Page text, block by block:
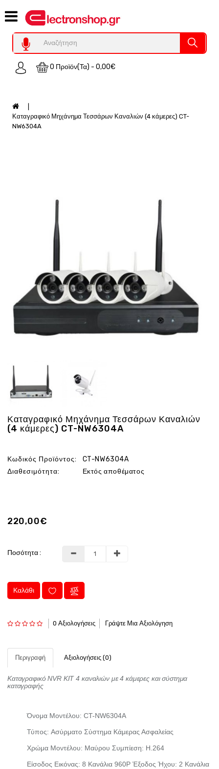
0 Προϊόν(τα) - 0,00€
Category
Υπολογιστες
REFURBISHED
Χειριστήρια
Auto
Φωτοβολταικά-
Εικόνα
Ηχος
Hobby
Επιγραφες
LED
Προσφορες
Καταγραφικό Μηχάνημα Τεσσάρων Καναλιών (4 κάμερες) CT-
NW6304A
Καταγραφικό Μηχάνημα Τεσσάρων Καναλιών
(4 κάμερες) CT-NW6304A
Κωδικός Προϊόντος:
CT-NW6304A
Διαθεσιμότητα:
Εκτός αποθέματος
220,00€
Ποσότητα :
Καλάθι
0 Αξιολογήσεις Γράψτε Μια Αξιολόγηση
Περιγραφή Αξιολογήσεις (0)
Καταγραφικό NVR ΚΙΤ 4 καναλιών με 4 κάμερες και σύστημα
καταγραφής
Όνομα Μοντέλου: CT-NW6304A
Τύπος: Ασύρματο Σύστημα Κάμερας Ασφαλείας
Χρώμα Μοντέλου: Μαύρου Συμπίεση: H.264
Είσοδος Εικόνας: 8 Κανάλια 960P Έξοδος Ήχου: 2 Κανάλια